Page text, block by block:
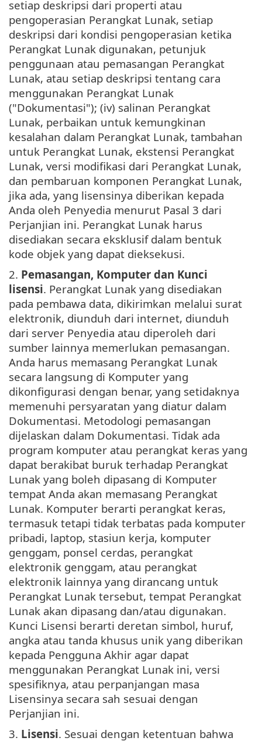
setiap deskripsi dari properti atau
pengoperasian Perangkat Lunak, setiap
deskripsi dari kondisi pengoperasian ketika
Perangkat Lunak digunakan, petunjuk
penggunaan atau pemasangan Perangkat
Lunak, atau setiap deskripsi tentang cara
menggunakan Perangkat Lunak
("Dokumentasi"); (iv) salinan Perangkat
Lunak, perbaikan untuk kemungkinan
kesalahan dalam Perangkat Lunak, tambahan
untuk Perangkat Lunak, ekstensi Perangkat
Lunak, versi modifikasi dari Perangkat Lunak,
dan pembaruan komponen Perangkat Lunak,
jika ada, yang lisensinya diberikan kepada
Anda oleh Penyedia menurut Pasal 3 dari
Perjanjian ini. Perangkat Lunak harus
disediakan secara eksklusif dalam bentuk
kode objek yang dapat dieksekusi.
2. Pemasangan, Komputer dan Kunci
lisensi. Perangkat Lunak yang disediakan
pada pembawa data, dikirimkan melalui surat
elektronik, diunduh dari internet, diunduh
dari server Penyedia atau diperoleh dari
sumber lainnya memerlukan pemasangan.
Anda harus memasang Perangkat Lunak
secara langsung di Komputer yang
dikonfigurasi dengan benar, yang setidaknya
memenuhi persyaratan yang diatur dalam
Dokumentasi. Metodologi pemasangan
dijelaskan dalam Dokumentasi. Tidak ada
program komputer atau perangkat keras yang
dapat berakibat buruk terhadap Perangkat
Lunak yang boleh dipasang di Komputer
tempat Anda akan memasang Perangkat
Lunak. Komputer berarti perangkat keras,
termasuk tetapi tidak terbatas pada komputer
pribadi, laptop, stasiun kerja, komputer
genggam, ponsel cerdas, perangkat
elektronik genggam, atau perangkat
elektronik lainnya yang dirancang untuk
Perangkat Lunak tersebut, tempat Perangkat
Lunak akan dipasang dan/atau digunakan.
Kunci Lisensi berarti deretan simbol, huruf,
angka atau tanda khusus unik yang diberikan
kepada Pengguna Akhir agar dapat
menggunakan Perangkat Lunak ini, versi
spesifiknya, atau perpanjangan masa
Lisensinya secara sah sesuai dengan
Perjanjian ini.
3. Lisensi. Sesuai dengan ketentuan bahwa